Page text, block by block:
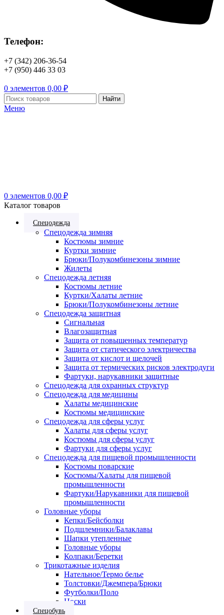
Телефон:
+7 (342) 206-36-54
+7 (950) 446 33 03
0 элементов 0,00 ₽
Найти
Меню
0 элементов 0,00 ₽
Каталог товаров
Спецодежда
Спецодежда зимняя
Костюмы зимние
Куртки зимние
Брюки/Полукомбинезоны зимние
Жилеты
Спецодежда летняя
Костюмы летние
Куртки/Халаты летние
Брюки/Полукомбинезоны летние
Спецодежда защитная
Сигнальная
Влагозащитная
Защита от повышенных температур
Защита от статического электричества
Защита от кислот и щелочей
Защита от термических рисков электродуги
Фартуки, нарукавники защитные
Спецодежда для охранных структур
Спецодежда для медицины
Халаты медицинские
Костюмы медицинские
Спецодежда для сферы услуг
Халаты для сферы услуг
Костюмы для сферы услуг
Фартуки для сферы услуг
Спецодежда для пищевой промышленности
Костюмы поварские
Костюмы/Халаты для пищевой
промышленности
Фартуки/Нарукавники для пищевой
промышленности
Головные уборы
Кепки/Бейсболки
Подшлемники/Балаклавы
Шапки утепленные
Головные уборы
Колпаки/Беретки
Трикотажные изделия
Нательное/Термо белье
Толстовки/Джемпера/Брюки
Футболки/Поло
Носки
Спецобувь